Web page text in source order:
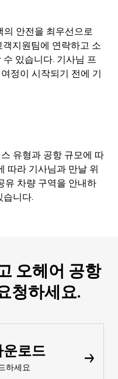
의 안전을 최우선으로
지원팀에 연락하고 소
있습니다. 기사님 프
정이 시작되기 전에 기
유형과 공항 규모에 따
따라 기사님과 만날 위
유 차량 구역을 안내하
습니다.
오헤어 공항
청하세요.
운로드
하세요